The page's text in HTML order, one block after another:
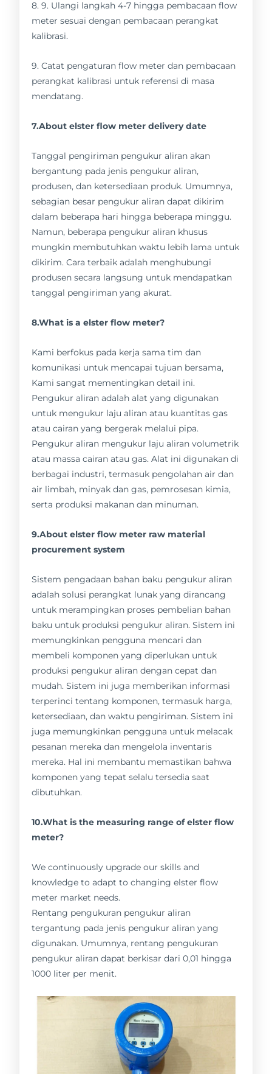
8. 9. Ulangi langkah 4-7 hingga pembacaan flow
meter sesuai dengan pembacaan perangkat
kalibrasi.
9. Catat pengaturan flow meter dan pembacaan
perangkat kalibrasi untuk referensi di masa
mendatang.
7.About elster flow meter delivery date
Tanggal pengiriman pengukur aliran akan
bergantung pada jenis pengukur aliran,
produsen, dan ketersediaan produk. Umumnya,
sebagian besar pengukur aliran dapat dikirim
dalam beberapa hari hingga beberapa minggu.
Namun, beberapa pengukur aliran khusus
mungkin membutuhkan waktu lebih lama untuk
dikirim. Cara terbaik adalah menghubungi
produsen secara langsung untuk mendapatkan
tanggal pengiriman yang akurat.
8.What is a elster flow meter?
Kami berfokus pada kerja sama tim dan
komunikasi untuk mencapai tujuan bersama,
Kami sangat mementingkan detail ini.
Pengukur aliran adalah alat yang digunakan
untuk mengukur laju aliran atau kuantitas gas
atau cairan yang bergerak melalui pipa.
Pengukur aliran mengukur laju aliran volumetrik
atau massa cairan atau gas. Alat ini digunakan di
berbagai industri, termasuk pengolahan air dan
air limbah, minyak dan gas, pemrosesan kimia,
serta produksi makanan dan minuman.
9.About elster flow meter raw material
procurement system
Sistem pengadaan bahan baku pengukur aliran
adalah solusi perangkat lunak yang dirancang
untuk merampingkan proses pembelian bahan
baku untuk produksi pengukur aliran. Sistem ini
memungkinkan pengguna mencari dan
membeli komponen yang diperlukan untuk
produksi pengukur aliran dengan cepat dan
mudah. Sistem ini juga memberikan informasi
terperinci tentang komponen, termasuk harga,
ketersediaan, dan waktu pengiriman. Sistem ini
juga memungkinkan pengguna untuk melacak
pesanan mereka dan mengelola inventaris
mereka. Hal ini membantu memastikan bahwa
komponen yang tepat selalu tersedia saat
dibutuhkan.
10.What is the measuring range of elster flow
meter?
We continuously upgrade our skills and
knowledge to adapt to changing elster flow
meter market needs.
Rentang pengukuran pengukur aliran
tergantung pada jenis pengukur aliran yang
digunakan. Umumnya, rentang pengukuran
pengukur aliran dapat berkisar dari 0,01 hingga
1000 liter per menit.